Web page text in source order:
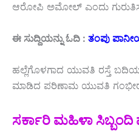
ಆರೋಪಿ ಅಮೋಲ್ ಎಂದು
ಈ ಸುದ್ದಿಯನ್ನು ಓದಿ : ತಂಪು
ಹಲ್ಲೆಗೊಳಗಾದ ಯುವತಿ ರಸ್ತೆ
ಮಾಡಿದ ಪರಿಣಾಮ ಯುವತಿ
ಸರ್ಕಾರಿ ಮಹಿಳಾ